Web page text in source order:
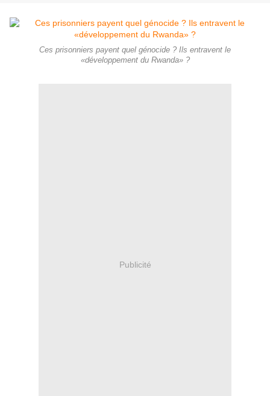
Ces prisonniers payent quel génocide ? Ils entravent le
«développement du Rwanda» ?
Publicité